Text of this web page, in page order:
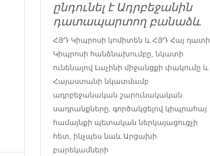
ընդունել է Ադրբեջանին
դատապարտող բանաձև
ՀՅԴ Կիպրոսի կոմիտեն և ՀՅԴ Հայ դատի
Կիպրոսի հանձնախումբը, նկատի
ունենալով Լաչինի միջանցքի փակումը և
Հայաստանի նկատմամբ
ադրբեջանական շարունակական
սադրանքները, գործակցելով կիպրահայ
համայնքի պետական ներկայացուցչի
հետ, ինչպես նաև Արցախի
բարեկամների